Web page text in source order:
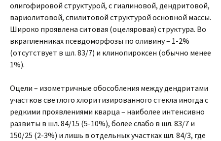
олигофировой структурой, с гиалиновой, дендритовой,
вариолитовой, спилитовой структурой основной массы.
Широко проявлена ситовая (оцеляровая) структура. Во
вкрапленниках псевдоморфозы по оливину – 1-2%
(отсутствует в шл. 83/7) и клинопироксен (обычно менее
1%).
Оцели – изометричные обособления между дендритами
участков светлого хлоритизированного стекла иногда с
редкими проявлениями кварца – наиболее интенсивно
развиты в шл. 84/15 (5-10%), более слабо в шл. 83/7 и
150/25 (2-3%) и лишь в отдельных участках шл. 84/3, где